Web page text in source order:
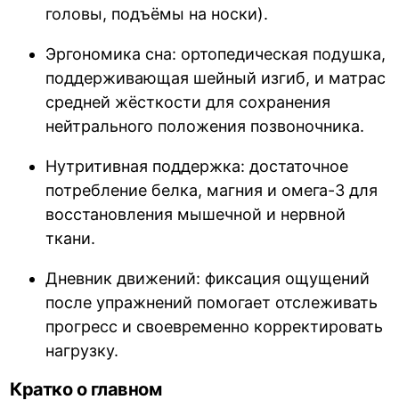
головы, подъёмы на носки).
Эргономика сна: ортопедическая подушка,
поддерживающая шейный изгиб, и матрас
средней жёсткости для сохранения
нейтрального положения позвоночника.
Нутритивная поддержка: достаточное
потребление белка, магния и омега-3 для
восстановления мышечной и нервной
ткани.
Дневник движений: фиксация ощущений
после упражнений помогает отслеживать
прогресс и своевременно корректировать
нагрузку.
Кратко о главном